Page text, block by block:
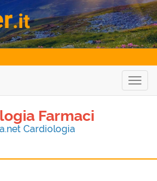
Farmaci
Cardiologia